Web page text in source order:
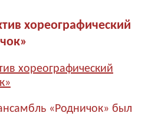
хореографический
«Родничок» был